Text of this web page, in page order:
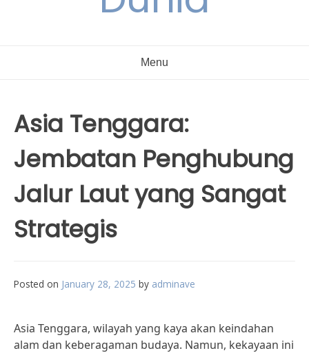
Menu
Asia Tenggara:
Jembatan Penghubung
Jalur Laut yang Sangat
Strategis
Posted on January 28, 2025 by adminave
Asia Tenggara, wilayah yang kaya akan keindahan
alam dan keberagaman budaya. Namun, kekayaan ini